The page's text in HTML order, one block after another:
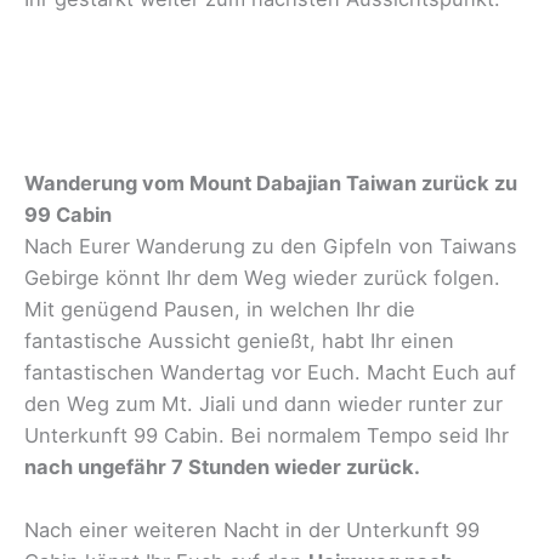
Wanderung vom Mount Dabajian Taiwan zurück zu
99 Cabin
Nach Eurer Wanderung zu den Gipfeln von Taiwans
Gebirge könnt Ihr dem Weg wieder zurück folgen.
Mit genügend Pausen, in welchen Ihr die
fantastische Aussicht genießt, habt Ihr einen
fantastischen Wandertag vor Euch. Macht Euch auf
den Weg zum Mt. Jiali und dann wieder runter zur
Unterkunft 99 Cabin. Bei normalem Tempo seid Ihr
nach ungefähr 7 Stunden wieder zurück.
Nach einer weiteren Nacht in der Unterkunft 99